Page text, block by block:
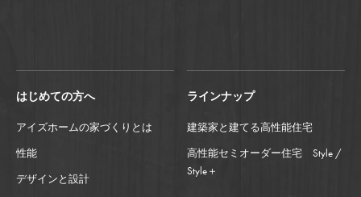
はじめての方へ
アイズホームの家づくりとは
性能
デザインと設計
ラインナップ
建築家と建てる高性能住宅
高性能セミオーダー住宅 Style /
Style＋